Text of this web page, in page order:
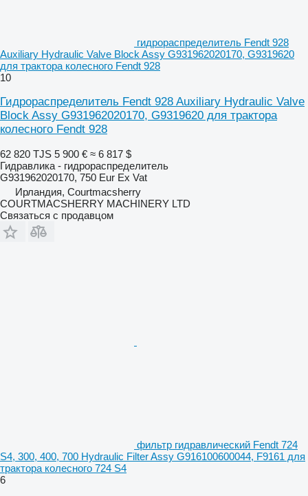
гидрораспределитель Fendt 928
Auxiliary Hydraulic Valve Block Assy G931962020170, G9319620
для трактора колесного Fendt 928
10
Гидрораспределитель Fendt 928 Auxiliary Hydraulic Valve
Block Assy G931962020170, G9319620 для трактора
колесного Fendt 928
62 820 TJS 5 900 € ≈ 6 817 $
Гидравлика - гидрораспределитель
G931962020170, 750 Eur Ex Vat
Ирландия, Courtmacsherry
COURTMACSHERRY MACHINERY LTD
Связаться с продавцом
фильтр гидравлический Fendt 724
S4, 300, 400, 700 Hydraulic Filter Assy G916100600044, F9161 для
трактора колесного 724 S4
6